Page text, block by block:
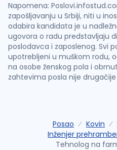
Napomena:
zapošljavanju u Srbiji, niti u
odabira kandidata je u
ugovora o radu predstavljaju
poslodavca i zaposlenog. Svi
upotrebljeni u muškom rodu,
na osobe ženskog pola i
zahtevima posla nije
Posao Kovin
Inženjer
Tehnolog na